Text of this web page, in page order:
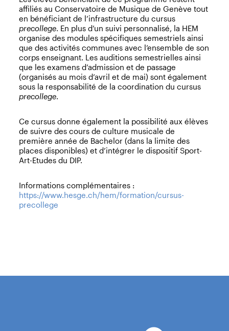
affiliés au Conservatoire de Musique de Genève tout
en bénéficiant de l’infrastructure du cursus
precollege. En plus d’un suivi personnalisé, la HEM
organise des modules spécifiques semestriels ainsi
que des activités communes avec l’ensemble de son
corps enseignant. Les auditions semestrielles ainsi
que les examens d’admission et de passage
(organisés au mois d’avril et de mai) sont également
sous la responsabilité de la coordination du cursus
precollege.
Ce cursus donne également la possibilité aux élèves
de suivre des cours de culture musicale de
première année de Bachelor (dans la limite des
places disponibles) et d’intégrer le dispositif Sport-
Art-Etudes du DIP.
Informations complémentaires :
https://www.hesge.ch/hem/formation/cursus-
precollege